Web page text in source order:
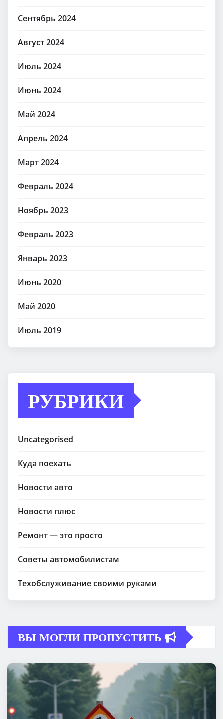
Сентябрь 2024
Август 2024
Июль 2024
Июнь 2024
Май 2024
Апрель 2024
Март 2024
Февраль 2024
Ноябрь 2023
Февраль 2023
Январь 2023
Июнь 2020
Май 2020
Июль 2019
РУБРИКИ
Uncategorised
Куда поехать
Новости авто
Новости плюс
Ремонт — это просто
Советы автомобилистам
Техобслуживание своими руками
ВЫ МОГЛИ ПРОПУСТИТЬ